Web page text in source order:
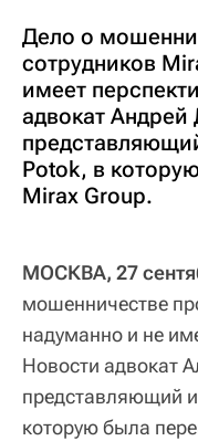
Дело о
сотрудников
имеет
адвокат
Potok, в
Mirax Group.
МОСКВА, 27
мошенничестве
надуманно и не
Новости адвокат
представляющий
которую была